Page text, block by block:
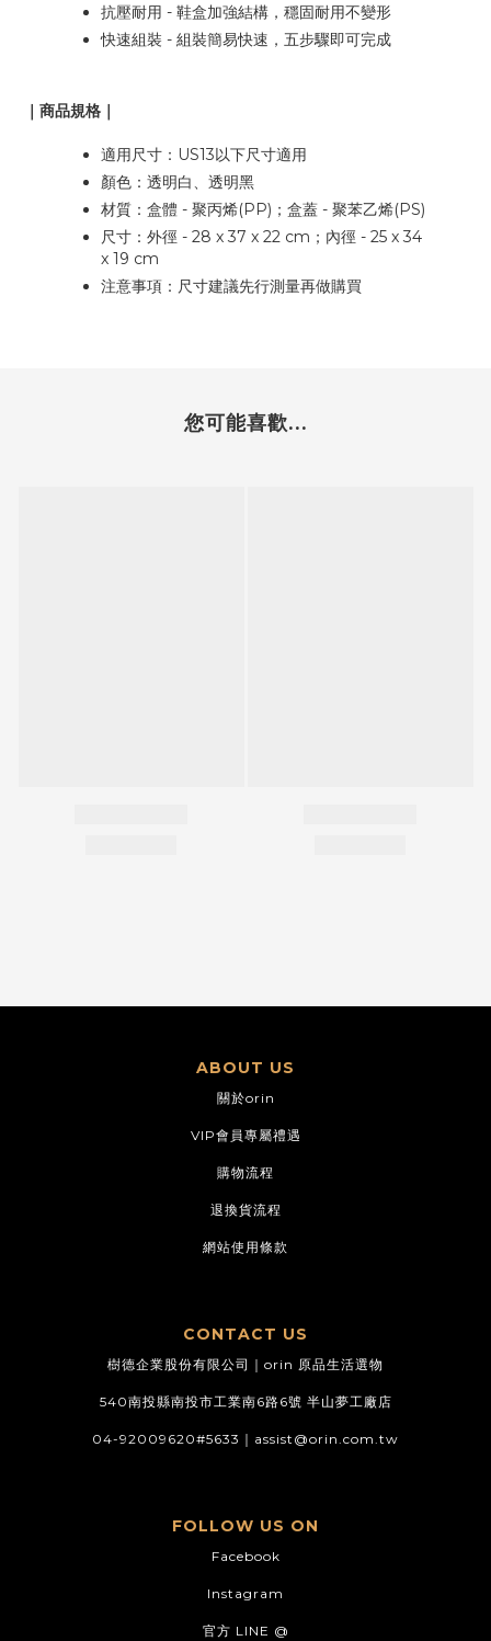
抗壓耐用 - 鞋盒加強結構，穩固耐用不變形
快速組裝 - 組裝簡易快速，五步驟即可完成
｜商品規格｜
適用尺寸：US13以下尺寸適用
顏色：透明白、透明黑
材質：盒體 - 聚丙烯(PP)；盒蓋 - 聚苯乙烯(PS)
尺寸：外徑 - 28 x 37 x 22 cm；內徑 - 25 x 34
x 19 cm
注意事項：尺寸建議先行測量再做購買
您可能喜歡...
ABOUT US
關於orin
VIP會員專屬禮遇
購物流程
退換貨流程
網站使用條款
CONTACT US
樹德企業股份有限公司｜orin 原品生活選物
540南投縣南投市工業南6路6號 半山夢工廠店
04-92009620#5633｜ assist@orin.com.tw
FOLLOW US ON
Facebook
Instagram
官方 LINE @